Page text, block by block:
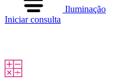
Iluminação
Iniciar consulta